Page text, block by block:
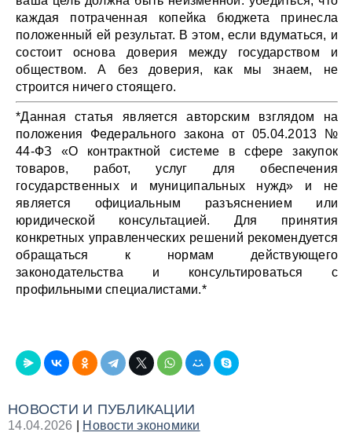
каждая потраченная копейка бюджета принесла
положенный ей результат. В этом, если вдуматься, и
состоит основа доверия между государством и
обществом. А без доверия, как мы знаем, не
строится ничего стоящего.
*Данная статья является авторским взглядом на
положения Федерального закона от 05.04.2013 №
44-ФЗ «О контрактной системе в сфере закупок
товаров, работ, услуг для обеспечения
государственных и муниципальных нужд» и не
является официальным разъяснением или
юридической консультацией. Для принятия
конкретных управленческих решений рекомендуется
обращаться к нормам действующего
законодательства и консультироваться с
профильными специалистами.*
НОВОСТИ И ПУБЛИКАЦИИ
14.04.2026
Новости экономики